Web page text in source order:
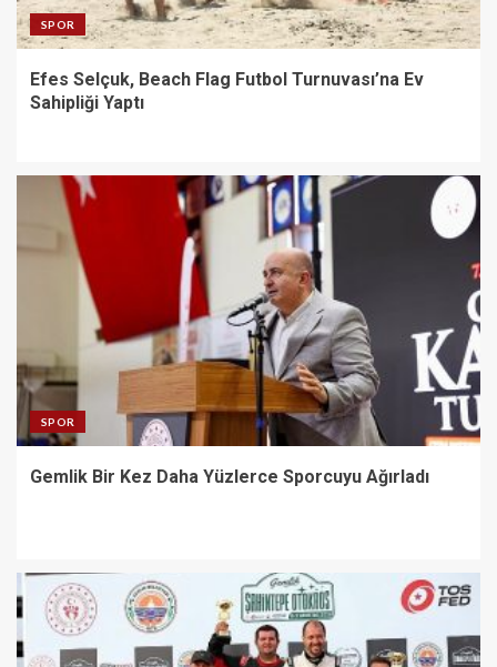
SPOR
Efes Selçuk, Beach Flag Futbol Turnuvası’na Ev
Sahipliği Yaptı
SPOR
Gemlik Bir Kez Daha Yüzlerce Sporcuyu Ağırladı